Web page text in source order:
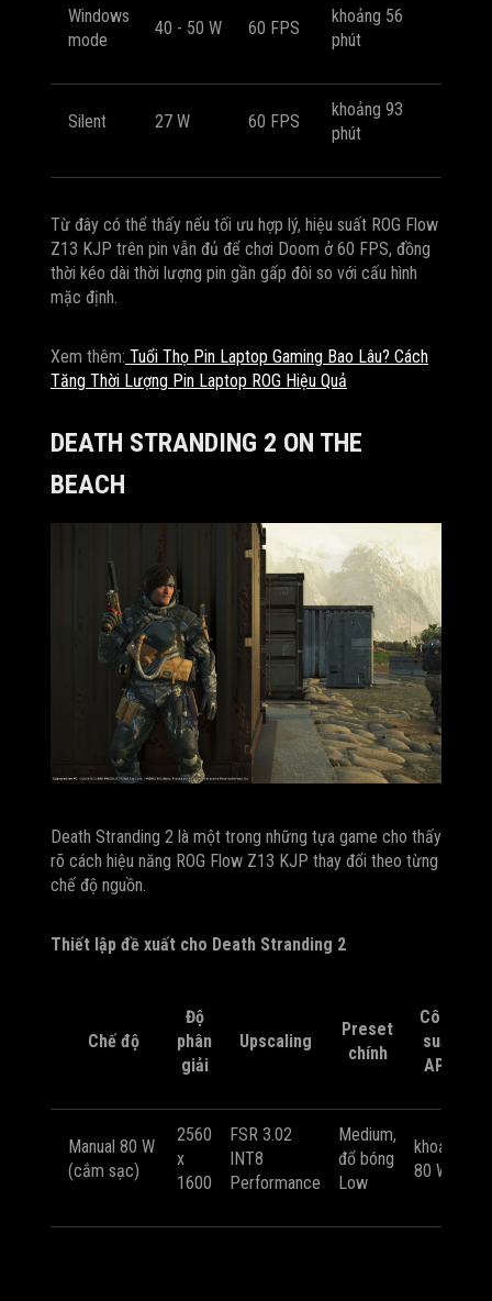
Windows
mode
40 - 50 W 60 FPS
khoảng 56
phút
Silent 27 W 60 FPS
khoảng 93
phút
Từ đây có thể thấy nếu tối ưu hợp lý, hiệu suất ROG Flow
Z13 KJP trên pin vẫn đủ để chơi Doom ở 60 FPS, đồng
thời kéo dài thời lượng pin gần gấp đôi so với cấu hình
mặc định.
Xem thêm: Tuổi Thọ Pin Laptop Gaming Bao Lâu? Cách
Tăng Thời Lượng Pin Laptop ROG Hiệu Quả
DEATH STRANDING 2 ON THE
BEACH
Death Stranding 2 là một trong những tựa game cho thấy
rõ cách hiệu năng ROG Flow Z13 KJP thay đổi theo từng
chế độ nguồn.
Thiết lập đề xuất cho Death Stranding 2
Chế độ
Độ
phân
giải
Upscaling
Preset
chính
Công
suất
APU
Manual 80 W
(cắm sạc)
2560
x
1600
FSR 3.02
INT8
Performance
Medium,
đổ bóng
Low
khoảng
80 W